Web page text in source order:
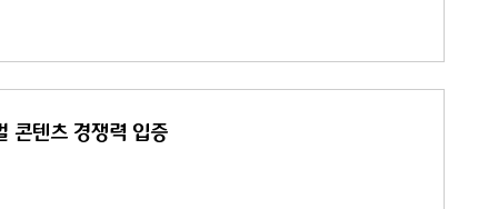
텐츠 경쟁력 입증